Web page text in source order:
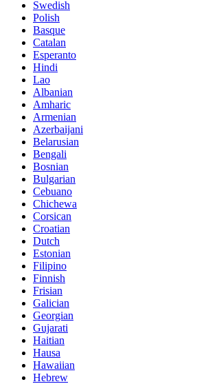
Swedish
Polish
Basque
Catalan
Esperanto
Hindi
Lao
Albanian
Amharic
Armenian
Azerbaijani
Belarusian
Bengali
Bosnian
Bulgarian
Cebuano
Chichewa
Corsican
Croatian
Dutch
Estonian
Filipino
Finnish
Frisian
Galician
Georgian
Gujarati
Haitian
Hausa
Hawaiian
Hebrew